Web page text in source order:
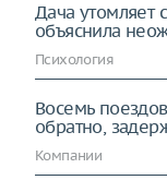
Дача утомляет
объяснила
Психология
Восемь
обратно,
Компании